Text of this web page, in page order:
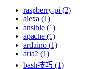
raspberry-pi (2)
alexa (1)
ansible (1)
apache (1)
arduino (1)
aria2 (1)
bash技巧 (1)